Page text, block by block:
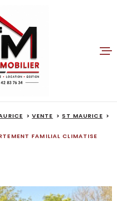
LOCATIONS
VENTE
ST MAURICE
FAMILIAL CLIMATISE